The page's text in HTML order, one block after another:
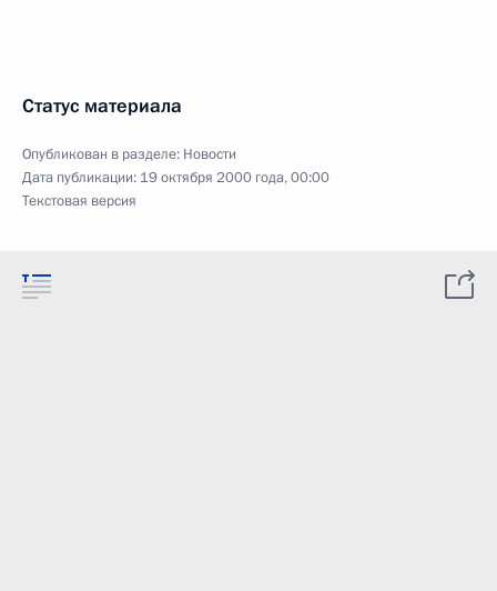
Статус материала
Опубликован в разделе: Новости
Дата публикации: 19 октября 2000 года, 00:00
Текстовая версия